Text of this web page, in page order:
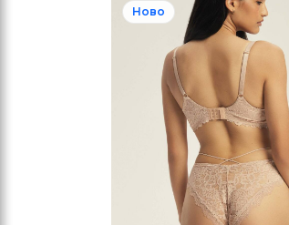
Ново